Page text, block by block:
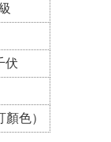
伏
色）